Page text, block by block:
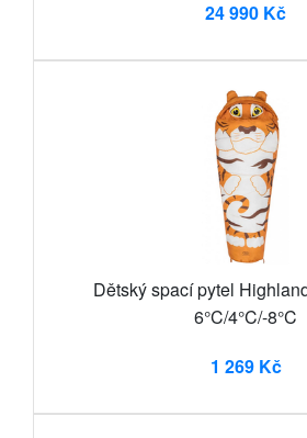
24 990 Kč
Dětský spací pytel
6°C/4°C/-8°C
1 269 Kč